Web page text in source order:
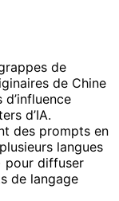
de
de Chine
d’IA.
des prompts en
langues
pour diffuser
de langage